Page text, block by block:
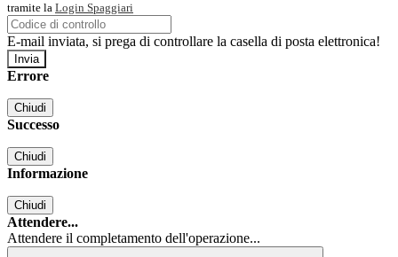
tramite la Login Spaggiari
E-mail inviata, si prega di controllare la casella di posta elettronica!
Errore
Chiudi
Successo
Chiudi
Informazione
Chiudi
Attendere...
Attendere il completamento dell'operazione...